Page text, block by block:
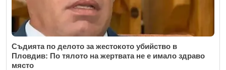
Съдията по делото за жестокото убийство в
Пловдив: По тялото на жертвата не е имало здраво
място